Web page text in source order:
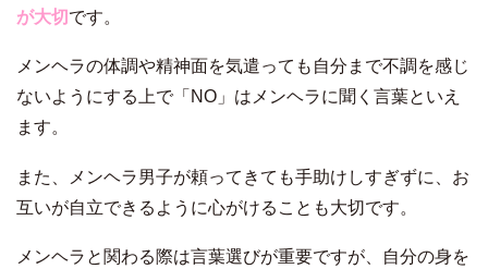
が大切 です。
メンヘラの体調や精神面を気遣っても自分まで不調を感じ
ないようにする上で「NO」はメンヘラに聞く言葉といえ
ます。
また、メンヘラ男子が頼ってきても手助けしすぎずに、お
互いが自立できるように心がけることも大切です。
メンヘラと関わる際は言葉選びが重要ですが、自分の身を